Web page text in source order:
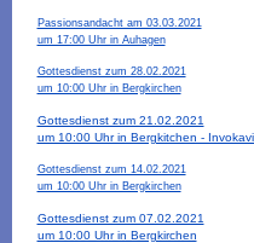
Passionsandacht am 03.03.2021
um 17:00 Uhr in Auhagen
Gottesdienst zum 28.02.2021
um 10:00 Uhr in Bergkirchen
Gottesdienst zum 21.02.2021
um 10:00 Uhr in Bergkitchen -
Gottesdienst zum 14.02.2021
um 10:00 Uhr in Bergkirchen
Gottesdienst zum 07.02.2021
um 10:00 Uhr in Bergkirchen